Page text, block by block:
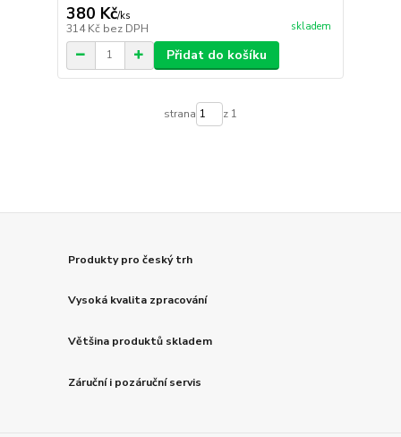
380 Kč/ks
314 Kč bez DPH skladem
Přidat do košíku
strana z 1
Produkty pro český trh
Vysoká kvalita zpracování
Většina produktů skladem
Záruční i pozáruční servis